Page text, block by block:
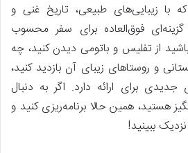
زیبایی‌های طبیعی، تاریخ غنی و
گزینه‌ای فوق‌العاده برای سفر محسوب
از تفلیس و باتومی دیدن کنید، چه
و روستاهای زیبای آن بازدید کنید،
برای ارائه دارد. اگر به دنبال
هستید، همین حالا برنامه‌ریزی کنید و
ببینید!